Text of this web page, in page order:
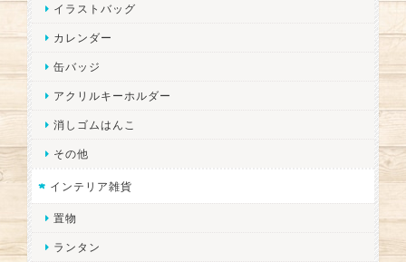
イラストバッグ
カレンダー
缶バッジ
アクリルキーホルダー
消しゴムはんこ
その他
インテリア雑貨
置物
ランタン